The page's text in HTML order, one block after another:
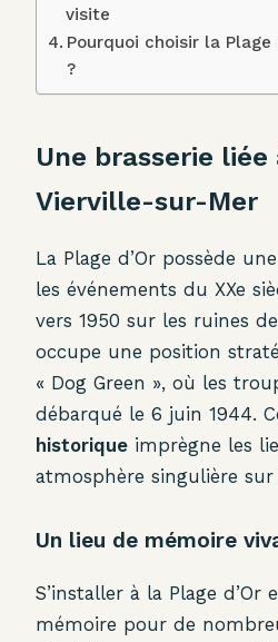
visite
Pourquoi choisir la Plage
?
Une brasserie liée
Vierville-sur-Mer
La Plage d’Or possède
les événements du XXe
vers 1950 sur les ruines
occupe une position
« Dog Green », où les
débarqué le 6 juin 1944.
historique imprègne les
atmosphère singulière
Un lieu de mémoire
S’installer à la Plage d’Or
mémoire pour de